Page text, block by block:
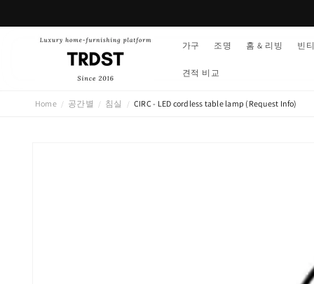
뛰기
가구 조명 홈 & 리빙 빈
견적 비교
Home / 공간별 / 침실 / CIRC - LED cordless table lamp (Request Info)